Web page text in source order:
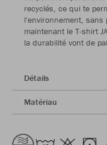
recyclés, ce qui te
l'environnement,
maintenant le T-shirt
la durabilité vont de
Détails
Matériau